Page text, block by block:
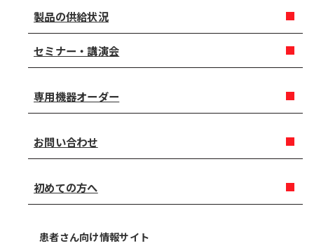
製品の供給状況
セミナー・講演会
専用機器オーダー
お問い合わせ
初めての方へ
患者さん向け情報サイト